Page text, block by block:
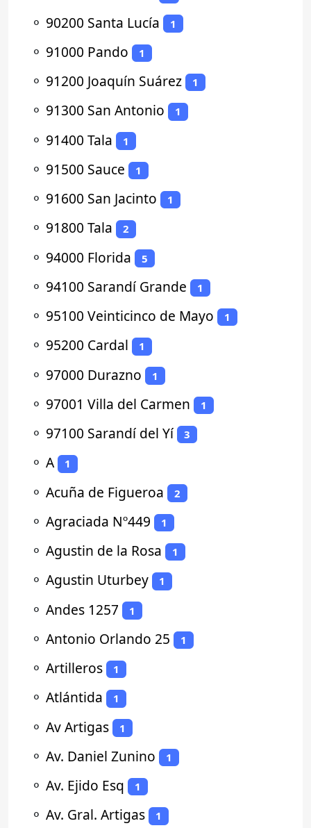
⚬ 90200 Santa Lucía 1
⚬ 91000 Pando 1
⚬ 91200 Joaquín Suárez 1
⚬ 91300 San Antonio 1
⚬ 91400 Tala 1
⚬ 91500 Sauce 1
⚬ 91600 San Jacinto 1
⚬ 91800 Tala 2
⚬ 94000 Florida 5
⚬ 94100 Sarandí Grande 1
⚬ 95100 Veinticinco de Mayo 1
⚬ 95200 Cardal 1
⚬ 97000 Durazno 1
⚬ 97001 Villa del Carmen 1
⚬ 97100 Sarandí del Yí 3
⚬ A 1
⚬ Acuña de Figueroa 2
⚬ Agraciada Nº449 1
⚬ Agustin de la Rosa 1
⚬ Agustin Uturbey 1
⚬ Andes 1257 1
⚬ Antonio Orlando 25 1
⚬ Artilleros 1
⚬ Atlántida 1
⚬ Av Artigas 1
⚬ Av. Daniel Zunino 1
⚬ Av. Ejido Esq 1
⚬ Av. Gral. Artigas 1